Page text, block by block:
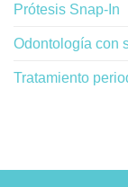
Prótesis Snap-In
Odontología con
Tratamiento